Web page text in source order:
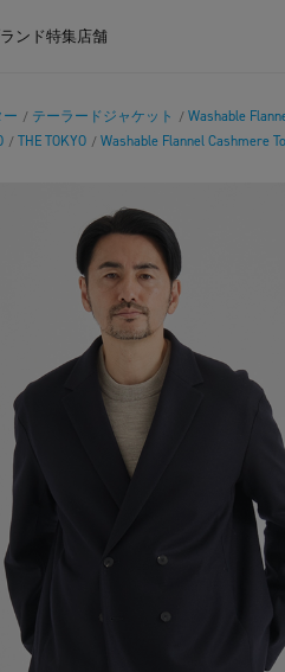
ンド特集店舗
ー / テーラードジャケット / Washable
/ THE TOKYO / Washable Flannel Cashmere